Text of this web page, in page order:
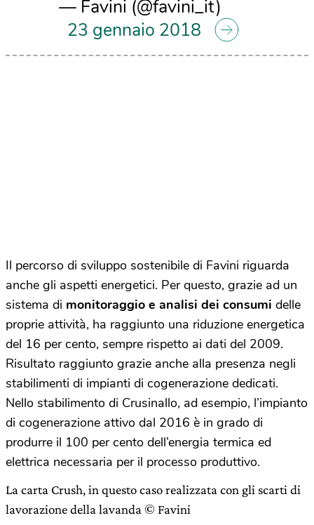
— Favini (@favini_it)
23 gennaio 2018
Il percorso di sviluppo sostenibile di Favini riguarda
anche gli aspetti energetici. Per questo, grazie ad un
sistema di monitoraggio e analisi dei consumi delle
proprie attività, ha raggiunto una riduzione energetica
del 16 per cento, sempre rispetto ai dati del 2009.
Risultato raggiunto grazie anche alla presenza negli
stabilimenti di impianti di cogenerazione dedicati.
Nello stabilimento di Crusinallo, ad esempio, l’impianto
di cogenerazione attivo dal 2016 è in grado di
produrre il 100 per cento dell’energia termica ed
elettrica necessaria per il processo produttivo.
La carta Crush, in questo caso realizzata con gli scarti di
lavorazione della lavanda © Favini